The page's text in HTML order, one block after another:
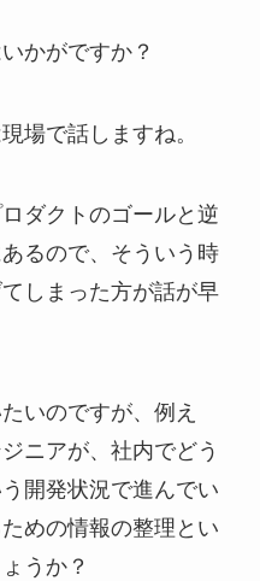
かがですか？
場で話しますね。
ダクトのゴールと逆
るので、そういう時
しまった方が話が早
いのですが、例え
ニアが、社内でどう
開発状況で進んでい
めの情報の整理とい
うか？